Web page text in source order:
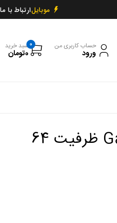
موبایلارتباط با ما
حساب کاربری من
ورود
0سبد خرید
0تومان
گوشی سامسونگ Galaxy A06 ظرفیت 64